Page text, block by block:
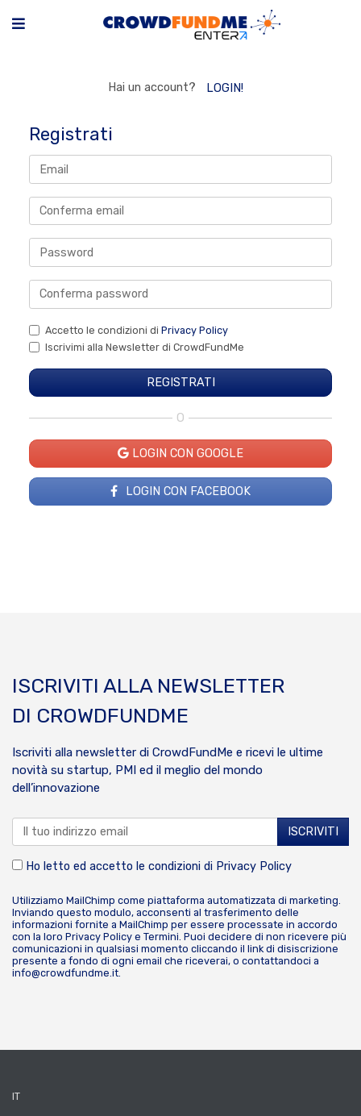
Hai un account? LOGIN!
Registrati
Accetto le condizioni di Privacy Policy
Iscrivimi alla Newsletter di CrowdFundMe
O
LOGIN CON GOOGLE
LOGIN CON FACEBOOK
ISCRIVITI ALLA NEWSLETTER
DI CROWDFUNDME
Iscriviti alla newsletter di CrowdFundMe e ricevi le ultime
novità su startup, PMI ed il meglio del mondo
dell’innovazione
Ho letto ed accetto le condizioni di Privacy Policy
Utilizziamo MailChimp come piattaforma automatizzata di marketing.
Inviando questo modulo, acconsenti al trasferimento delle
informazioni fornite a MailChimp per essere processate in accordo
con la loro Privacy Policy e Termini. Puoi decidere di non ricevere più
comunicazioni in qualsiasi momento cliccando il link di disiscrizione
presente a fondo di ogni email che riceverai, o contattandoci a
info@crowdfundme.it.
IT